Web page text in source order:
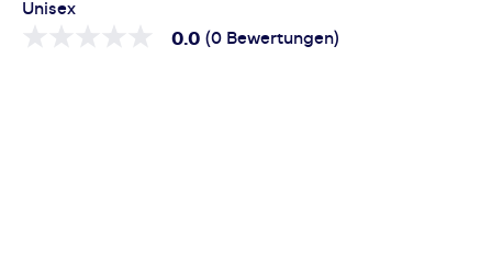
Unisex
0.0 (0 Bewertungen)